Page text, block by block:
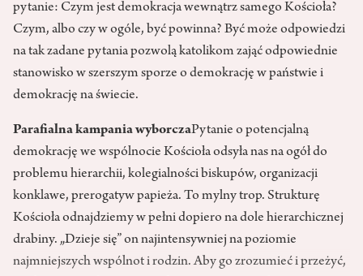
pytanie: Czym jest demokracja wewnątrz samego Kościoła?
Czym, albo czy w ogóle, być powinna? Być może odpowiedzi
na tak zadane pytania pozwolą katolikom zająć odpowiednie
stanowisko w szerszym sporze o demokrację w państwie i
demokrację na świecie.
Parafialna kampania wyborczaPytanie o potencjalną
demokrację we wspólnocie Kościoła odsyła nas na ogół do
problemu hierarchii, kolegialności biskupów, organizacji
konklawe, prerogatyw papieża. To mylny trop. Strukturę
Kościoła odnajdziemy w pełni dopiero na dole hierarchicznej
drabiny. „Dzieje się” on najintensywniej na poziomie
najmniejszych wspólnot i rodzin. Aby go zrozumieć i przeżyć,